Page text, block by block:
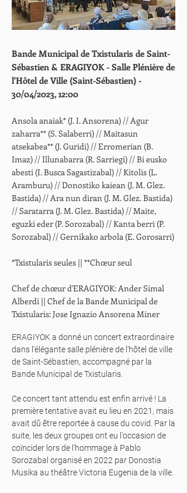
Bande Municipal de Txistularis de Saint-
Sébastien & ERAGIYOK - Salle Plénière de
l'Hôtel de Ville (Saint-Sébastien) -
30/04/2023, 12:00
Ansola anaiak* (J. I. Ansorena) // Agur
zaharra** (S. Salaberri) // Maitasun
atsekabea** (J. Guridi) // Erromerian (B.
Imaz) // Illunabarra (R. Sarriegi) // Bi eusko
abesti (I. Busca Sagastizabal) // Kitolis (L.
Aramburu) // Donostiko kaiean (J. M. Glez.
Bastida) // Ara nun diran (J. M. Glez. Bastida)
// Saratarra (J. M. Glez. Bastida) // Maite,
eguzki eder (P. Sorozabal) // Kanta berri (P.
Sorozabal) // Gernikako arbola (E. Gorosarri)
*Txistularis seules || **Chœur seul
Chef de chœur d'ERAGIYOK: Ander Simal
Alberdi || Chef de la Bande Municipal de
Txistularis: Jose Ignazio Ansorena Miner
ERAGIYOK a donné un concert extraordinaire
dans l'élégante salle plénière de l'hôtel de ville
de Saint-Sébastien, accompagné par la
Bande Municipal de Txistularis.
Ce concert tant attendu est enfin arrivé ! La
première tentative avait eu lieu en 2021, mais
avait dû être reportée à cause du covid. Par la
suite, les deux groupes ont eu l'occasion de
coïncider lors de l'hommage à Pablo
Sorozabal organisé en 2022 par Donostia
Musika au théâtre Victoria Eugenia de la ville.